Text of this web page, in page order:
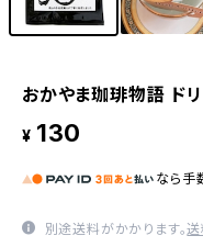
おかやま珈琲物語 ドリ
¥ 130
なら 手
別途送料がかかります。送